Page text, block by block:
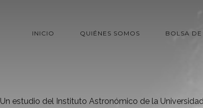
INICIO QUIÉNES SOMOS BOLSA
Un estudio del Instituto Astronómico de la